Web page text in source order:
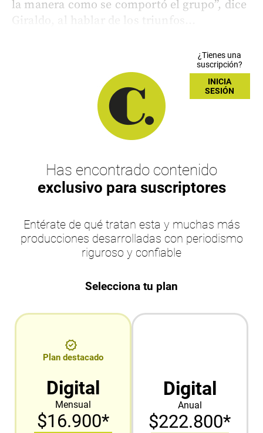
la manera como se comportó el grupo”, dice
Giraldo, al hablar de los triunfos...
¿Tienes una
suscripción?
INICIA
SESIÓN
Has encontrado contenido
exclusivo para suscriptores
Entérate de qué tratan esta y muchas más
producciones desarrolladas con periodismo
riguroso y confiable
Selecciona tu plan
Plan destacado
Digital
Mensual
$16.900*
Digital
Anual
$222.800*